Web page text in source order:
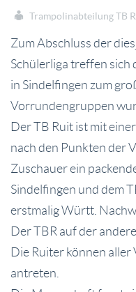
Trampolinabteilung TB
Zum Abschluss der
Schülerliga treffen
in Sindelfingen zum
Vorrundengruppen
Der TB Ruit ist mit
nach den Punkten der
Zuschauer ein
Sindelfingen und dem
erstmalig Württ.
Der TBR auf der
Die Ruiter können
antreten.